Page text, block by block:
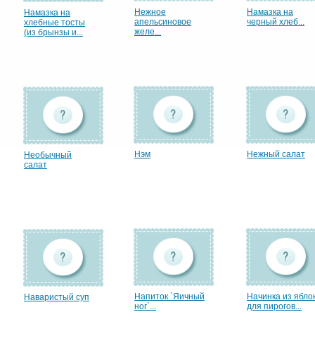
Намазка на
хлебные тосты
(из брынзы и...
Нежное
апельсиновое
желе...
Намазка на
черный хлеб...
Необычный
салат
Нэм Нежный салат
Наваристый суп
Напиток `Яичный
ног`...
Начинка из
для пирогов...